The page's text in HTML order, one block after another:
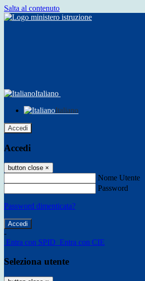
Salta al contenuto
Italiano
Italiano
Accedi
Accedi
button close ×
Nome Utente
Password
Password dimenticata?
-
Entra con SPID Entra con CIE
Seleziona utente